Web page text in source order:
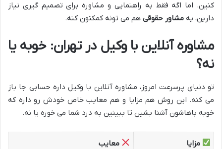
کنین. اما اگه فقط به راهنمایی و مشاوره برای تصمیم گیری نیاز
دارین، یه مشاور حقوقی هم می تونه کمکتون کنه.
مشاوره آنلاین با وکیل در تهران: خوبه یا
نه؟
تو دنیای پرسرعت امروز، مشاوره آنلاین با وکیل داره حسابی جا باز
می کنه. این روش هم مزایا و هم معایب خاص خودش رو داره که
خوبه باهاشون آشنا بشین تا ببینین به درد شما می خوره یا نه.
مزایا معایب